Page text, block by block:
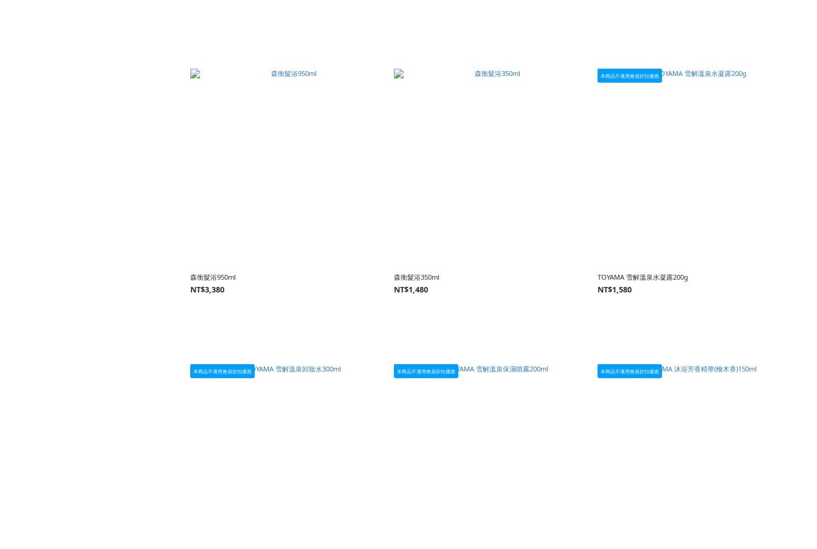
森衡髮浴950ml
NT$3,380
森衡髮浴350ml
NT$1,480
本商品不適用會員折扣優惠
TOYAMA 雪解溫泉水凝露200g
NT$1,580
本商品不適用會員折扣優惠 本商品不適用會員折扣優惠 本商品不適用會員折扣優惠